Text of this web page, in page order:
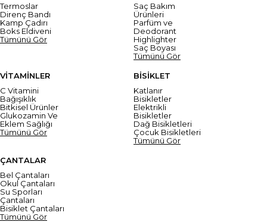
Termoslar
Direnç Bandı
Kamp Çadırı
Boks Eldiveni
Tümünü Gör
Saç Bakım
Ürünleri
Parfüm ve
Deodorant
Highlighter
Saç Boyası
Tümünü Gör
VİTAMİNLER
C Vitamini
Bağışıklık
Bitkisel Ürünler
Glukozamin Ve
Eklem Sağlığı
Tümünü Gör
BİSİKLET
Katlanır
Bisikletler
Elektrikli
Bisikletler
Dağ Bisikletleri
Çocuk Bisikletleri
Tümünü Gör
ÇANTALAR
Bel Çantaları
Okul Çantaları
Su Sporları
Çantaları
Bisiklet Çantaları
Tümünü Gör